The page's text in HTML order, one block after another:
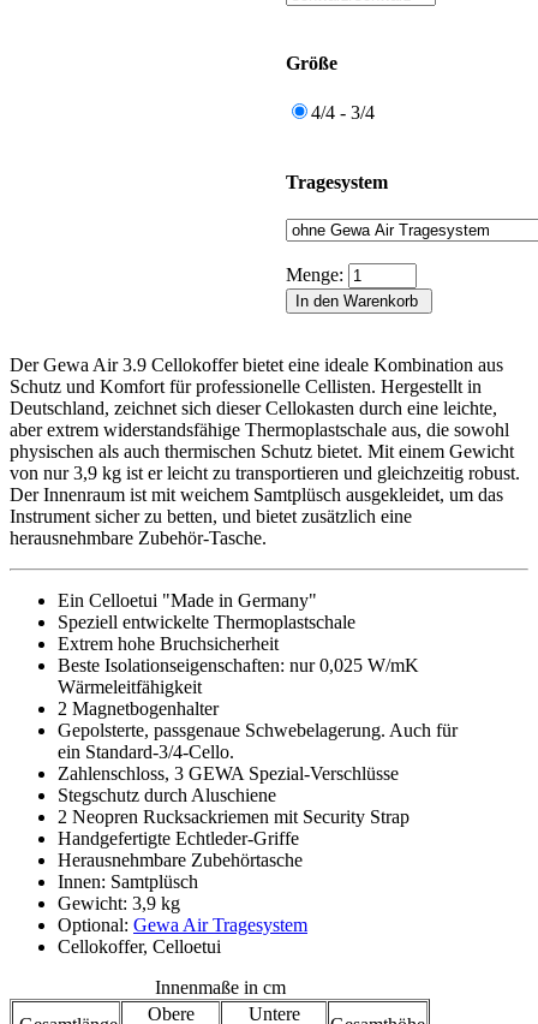
Größe
4/4 - 3/4
Tragesystem
Menge:
Der Gewa Air 3.9 Cellokoffer bietet eine ideale Kombination aus
Schutz und Komfort für professionelle Cellisten. Hergestellt in
Deutschland, zeichnet sich dieser Cellokasten durch eine leichte,
aber extrem widerstandsfähige Thermoplastschale aus, die sowohl
physischen als auch thermischen Schutz bietet. Mit einem Gewicht
von nur 3,9 kg ist er leicht zu transportieren und gleichzeitig robust.
Der Innenraum ist mit weichem Samtplüsch ausgekleidet, um das
Instrument sicher zu betten, und bietet zusätzlich eine
herausnehmbare Zubehör-Tasche.
Ein Celloetui "Made in Germany"
Speziell entwickelte Thermoplastschale
Extrem hohe Bruchsicherheit
Beste Isolationseigenschaften: nur 0,025 W/mK
Wärmeleitfähigkeit
2 Magnetbogenhalter
Gepolsterte, passgenaue Schwebelagerung. Auch für
ein Standard-3/4-Cello.
Zahlenschloss, 3 GEWA Spezial-Verschlüsse
Stegschutz durch Aluschiene
2 Neopren Rucksackriemen mit Security Strap
Handgefertigte Echtleder-Griffe
Herausnehmbare Zubehörtasche
Innen: Samtplüsch
Gewicht: 3,9 kg
Optional: Gewa Air Tragesystem
Cellokoffer, Celloetui
Innenmaße in cm
Obere Untere